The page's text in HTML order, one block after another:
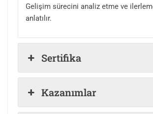
Gelişim sürecini analiz etme ve
anlatılır.
Sertifika
Kazanımlar